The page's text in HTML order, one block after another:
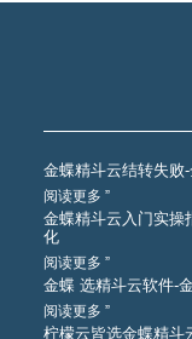
金蝶精斗云结转失败
阅读更多 ”
金蝶精斗云入门实操
化
阅读更多 ”
金蝶 选精斗云软件-
阅读更多 ”
柠檬云皆选金蝶精斗